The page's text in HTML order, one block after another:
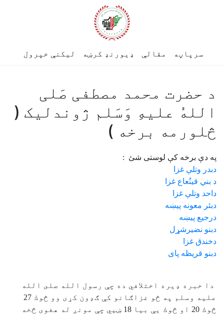
سرپاڼه مقالې ډیورنډ کرښه لیکنې خپرول
د حضرت محمد مصطفی صَلی
اللهُ عليهِ وَسَلم ژوندليک (
څلورمه برخه )
په دې برخه کې لوستی شئ :
دبدر وتلې غزا
د بني قينُعاع غزا
داحد وتلې غزا
دبئر معونه پيښه
درجيع پيښه
دبنو نضيرشړل
دخندق غزا
دبنو قريظه پای
دا خبره ډيره اختلافي ده چې رسول الله صلى الله
عليه وسلم په څو غزاګانو كې ګډون كړى وو څوك 27
څوك 20 او څوك يې بيا 18 ښيي چې مونږ له هغوی څخه